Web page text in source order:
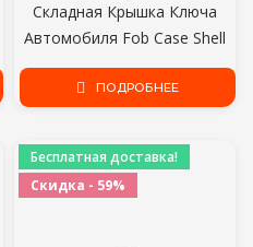
Складная Крышка Ключа
Автомобиля Fob Case Shell
Для Vauxhall Opel Astra H
Corsa D Vectra C Zafira Astra
ПОДРОБНЕЕ
Бесплатная доставка!
Скидка - 59%